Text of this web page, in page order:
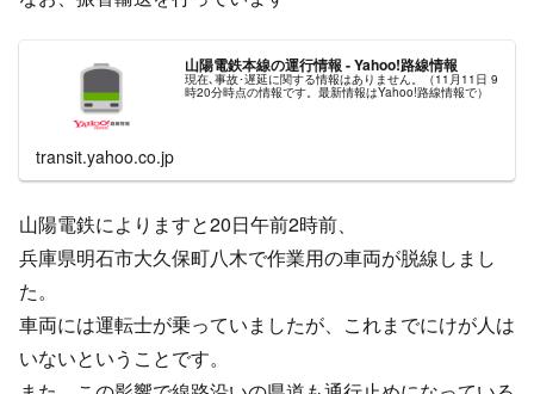
現在､事故･遅延に関する情報はありません。（11月11日 9
時20分時点の情報です。最新情報はYahoo!路線情報で）
山陽電鉄によりますと20日午前2時前、
兵庫県明石市大久保町八木で作業用の車両が脱線しまし
た。
車両には運転士が乗っていましたが、これまでにけが人は
いないということです。
また、この影響で線路沿いの県道も通行止めになっている